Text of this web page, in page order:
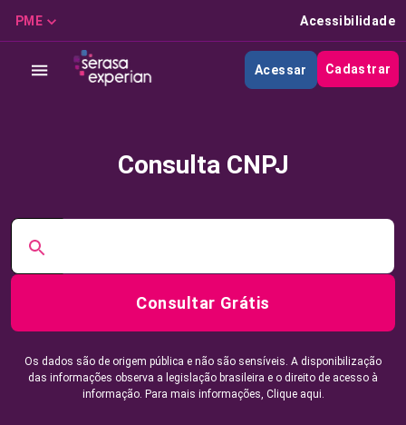
PME Acessibilidade
Acessar Cadastrar
Consulta CNPJ
Consultar Grátis
Os dados são de origem pública e não são sensíveis. A disponibilização
das informações observa a legislação brasileira e o direito de acesso à
informação. Para mais informações, Clique aqui.